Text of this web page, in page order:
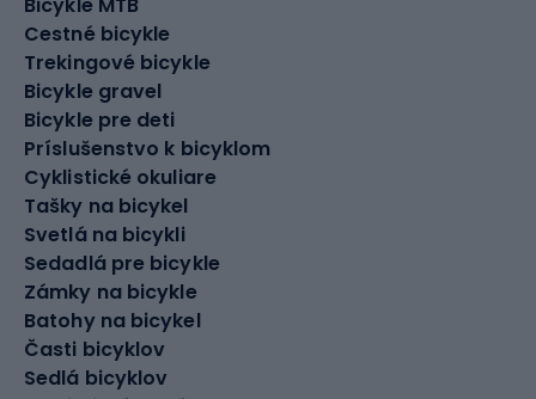
Cestné bicykle
Trekingové bicykle
Bicykle gravel
Bicykle pre deti
Príslušenstvo k bicyklom
Cyklistické okuliare
Tašky na bicykel
Svetlá na bicykli
Sedadlá pre bicykle
Zámky na bicykle
Batohy na bicykel
Časti bicyklov
Sedlá bicyklov